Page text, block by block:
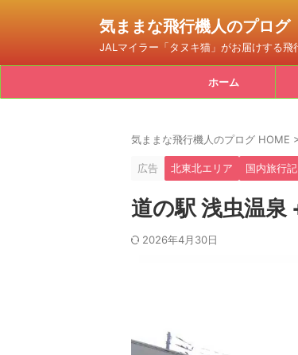
気ままな飛行機人のプログ
JALマイラー「タヌキ猫」がお届けする飛
ホーム
気ままな飛行機人のプログ HOME
広告 北東北エリア 国内旅行記
道の駅 浅虫温泉
2026年4月30日